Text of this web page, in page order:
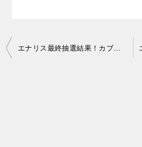
投
エナリス最終抽選結果！カブコムは、どうなの